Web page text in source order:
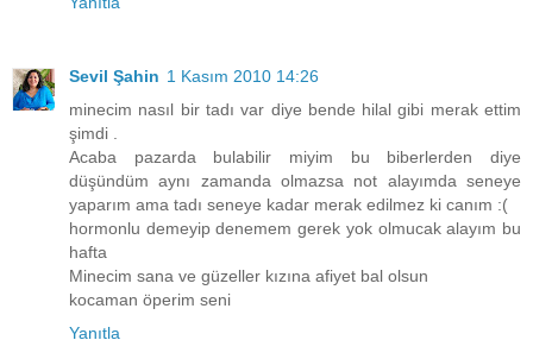
Sevil Şahin 1 Kasım 2010 14:26
minecim nasıl bir tadı var diye bende hilal gibi merak ettim
şimdi .
Acaba pazarda bulabilir miyim bu biberlerden diye
düşündüm aynı zamanda olmazsa not alayımda seneye
yaparım ama tadı seneye kadar merak edilmez ki canım :(
hormonlu demeyip denemem gerek yok olmucak alayım bu
hafta
Minecim sana ve güzeller kızına afiyet bal olsun
kocaman öperim seni
Yanıtla